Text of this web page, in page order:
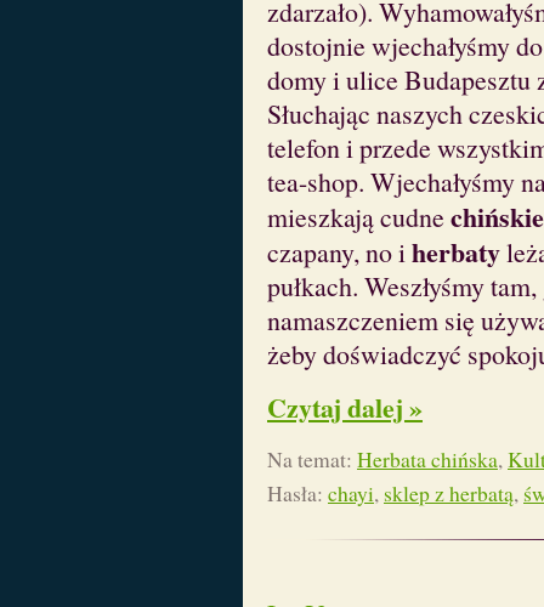
zdarzało).
dostojnie wjechałyśmy
domy i ulice
Słuchając naszych
telefon i przede
tea-shop. Wjechałyśmy
mieszkają cudne
czapany, no iherbaty
pułkach. Weszłyśmy
namaszczeniem się
żeby doświadczyć
Czytaj dalej »
Na temat: Herbata chińska,
Hasła: chayi, sklep z herbatą,